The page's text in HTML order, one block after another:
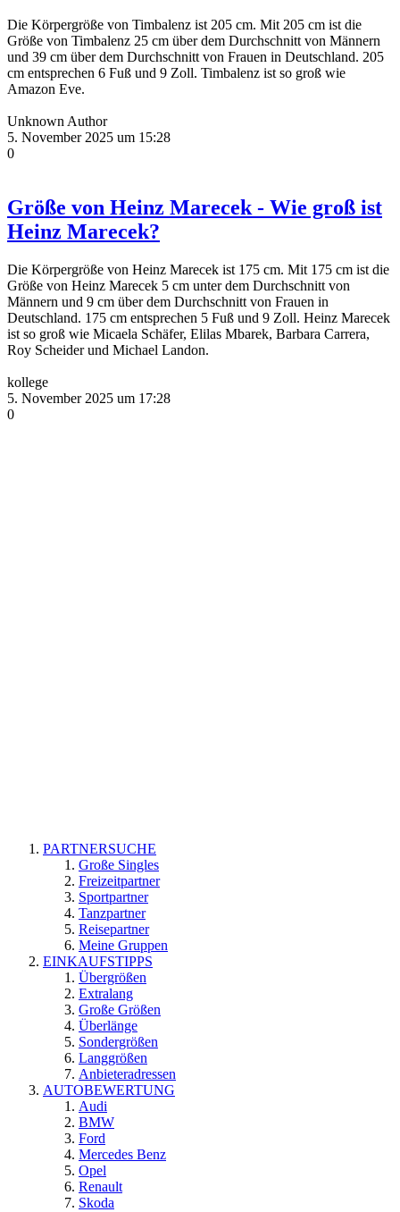
Die Körpergröße von Timbalenz ist 205 cm. Mit 205 cm ist die
Größe von Timbalenz 25 cm über dem Durchschnitt von Männern
und 39 cm über dem Durchschnitt von Frauen in Deutschland. 205
cm entsprechen 6 Fuß und 9 Zoll. Timbalenz ist so groß wie
Amazon Eve.
Unknown Author
5. November 2025 um 15:28
0
Größe von Heinz Marecek - Wie groß ist
Heinz Marecek?
Die Körpergröße von Heinz Marecek ist 175 cm. Mit 175 cm ist die
Größe von Heinz Marecek 5 cm unter dem Durchschnitt von
Männern und 9 cm über dem Durchschnitt von Frauen in
Deutschland. 175 cm entsprechen 5 Fuß und 9 Zoll. Heinz Marecek
ist so groß wie Micaela Schäfer, Elilas Mbarek, Barbara Carrera,
Roy Scheider und Michael Landon.
kollege
5. November 2025 um 17:28
0
PARTNERSUCHE
Große Singles
Freizeitpartner
Sportpartner
Tanzpartner
Reisepartner
Meine Gruppen
EINKAUFSTIPPS
Übergrößen
Extralang
Große Größen
Überlänge
Sondergrößen
Langgrößen
Anbieteradressen
AUTOBEWERTUNG
Audi
BMW
Ford
Mercedes Benz
Opel
Renault
Skoda